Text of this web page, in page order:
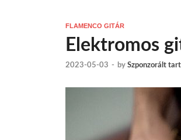
FLAMENCO GITÁR
Elektromos
2023-05-03 - by Szponzorált